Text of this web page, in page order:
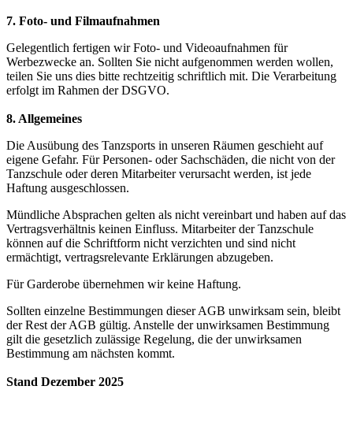
7. Foto- und Filmaufnahmen
Gelegentlich fertigen wir Foto- und Videoaufnahmen für
Werbezwecke an. Sollten Sie nicht aufgenommen werden wollen,
teilen Sie uns dies bitte rechtzeitig schriftlich mit. Die Verarbeitung
erfolgt im Rahmen der DSGVO.
8. Allgemeines
Die Ausübung des Tanzsports in unseren Räumen geschieht auf
eigene Gefahr. Für Personen- oder Sachschäden, die nicht von der
Tanzschule oder deren Mitarbeiter verursacht werden, ist jede
Haftung ausgeschlossen.
Mündliche Absprachen gelten als nicht vereinbart und haben auf das
Vertragsverhältnis keinen Einfluss. Mitarbeiter der Tanzschule
können auf die Schriftform nicht verzichten und sind nicht
ermächtigt, vertragsrelevante Erklärungen abzugeben.
Für Garderobe übernehmen wir keine Haftung.
Sollten einzelne Bestimmungen dieser AGB unwirksam sein, bleibt
der Rest der AGB gültig. Anstelle der unwirksamen Bestimmung
gilt die gesetzlich zulässige Regelung, die der unwirksamen
Bestimmung am nächsten kommt.
Stand Dezember 2025